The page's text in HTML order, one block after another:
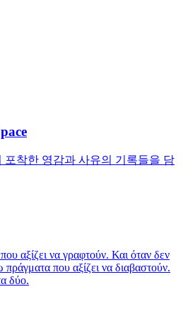
포착한 영감과 사유의 기록들을 담
αξίζει να γραφτούν. Και όταν δεν
που αξίζει να διαβαστούν.
δύο.